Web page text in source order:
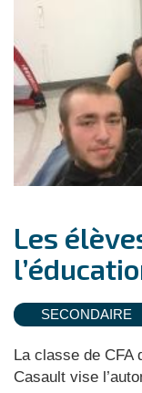
Les
SECONDAIRE
La classe de CFA
Casault vise